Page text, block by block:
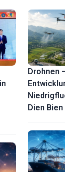
die lokalen
Drohnen
Dien Bien